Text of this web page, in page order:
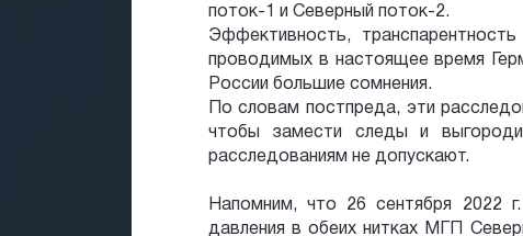
поток-1 и Северный поток-2.
Эффективность,
проводимых в настоящее время
России большие сомнения.
По словам постпреда, эти
чтобы замести следы и
расследованиям не допускают.
Напомним, что 26 сентября 2022
давления в обеих нитках МГП